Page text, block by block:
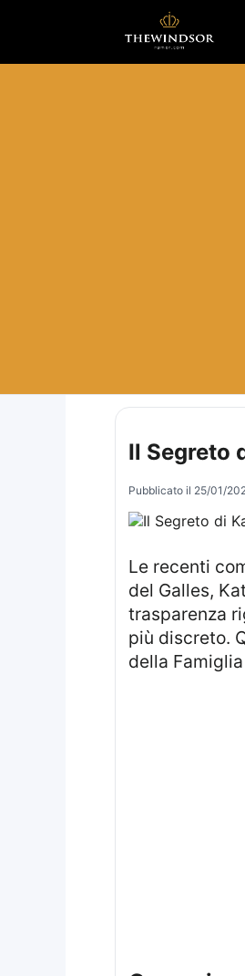
Il Segreto
Pubblicato il 25/01/
Le recenti comunicazioni provenienti dal Palazzo di Buckingham hanno rivelato che sia il Re Carlo III sia la Principessa
del Galles,
trasparenza
più discreto.
della Famiglia